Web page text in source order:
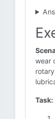
wear
Task: